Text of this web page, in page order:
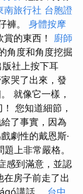
南旅行社 台胞證
褲。 身體按摩
的東西！ 廚師
角度和角度挖掘
社上按下耳
哭了出來，發
就像它一樣，
您知道細節，
了事實，因為
劇性的戴恩斯·
上非常嚴格。
感到滿意，並認
在房子前走了出
講話。 台中